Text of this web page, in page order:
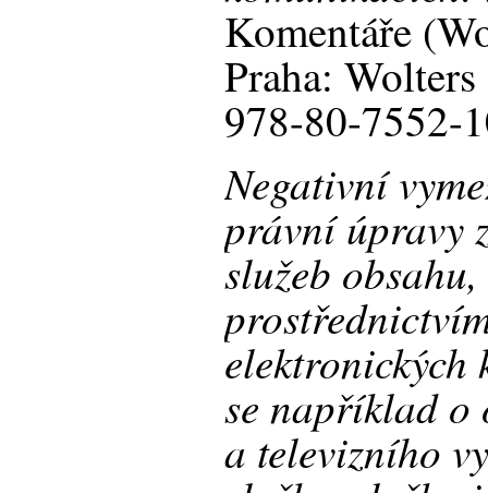
Komentáře
Praha:
978-80-7552-
Negativní
právní úpravy
služeb
elektronických
se například o
a televizního